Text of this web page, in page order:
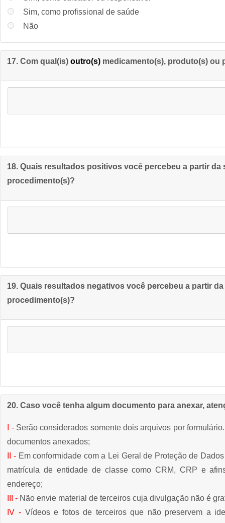
Sim, como profissional de saúde
Não
17. Com qual(is)outro(s) medicamento(s), produto(s) ou
18. Quais resultados positivos você percebeu a partir
procedimento(s)?
19. Quais resultados negativos você percebeu a partir
procedimento(s)?
20. Caso você tenha algum documento para anexar,
I -Serão considerados somente dois arquivos por
documentos anexados;
II - Em conformidade com a Lei Geral de Proteção de
matrícula de entidade de classe como CRM, CRP e
endereço;
III - Não envie material de terceiros cuja divulgação não é
IV - Vídeos e fotos de terceiros que não preservem a